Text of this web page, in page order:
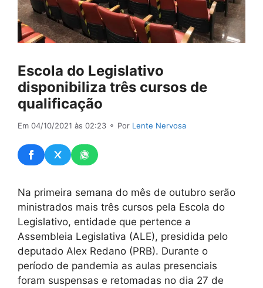
Escola do Legislativo
disponibiliza três cursos de
qualificação
Em 04/10/2021 às 02:23 ⚬ Por Lente Nervosa
Na primeira semana do mês de outubro serão
ministrados mais três cursos pela Escola do
Legislativo, entidade que pertence a
Assembleia Legislativa (ALE), presidida pelo
deputado Alex Redano (PRB). Durante o
período de pandemia as aulas presenciais
foram suspensas e retomadas no dia 27 de